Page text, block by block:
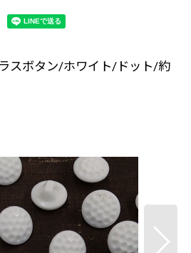
スボタン/ホワイト/ドット/約